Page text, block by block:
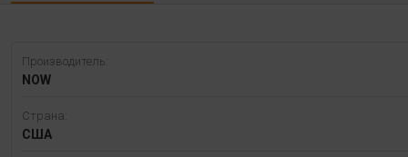
Производитель:
NOW
Страна:
США